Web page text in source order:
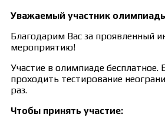
Уважаемый участник
Благодарим Вас за проявленный
мероприятию!
Участие в олимпиаде
проходить тестирование
раз.
Чтобы принять участие: